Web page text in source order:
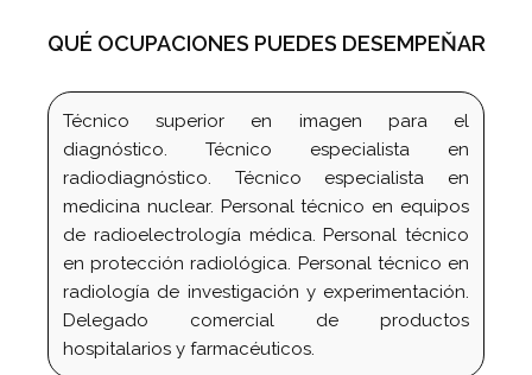
QUÉ OCUPACIONES PUEDES DESEMPEŇAR
Técnico superior en imagen para el
diagnóstico. Técnico especialista en
radiodiagnóstico. Técnico especialista en
medicina nuclear. Personal técnico en equipos
de radioelectrología médica. Personal técnico
en protección radiológica. Personal técnico en
radiología de investigación y experimentación.
Delegado comercial de productos
hospitalarios y farmacéuticos.